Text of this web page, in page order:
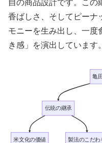
自の商品設計です。この
香ばしさ、そしてピーナ
モニーを生み出し、一度
き感」を演出しています。
亀
伝統の継承
米文化の価値 製法のこだわ